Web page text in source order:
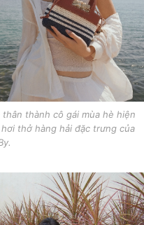
thành cô gái mùa hè hiện
thở hàng hải đặc trưng của